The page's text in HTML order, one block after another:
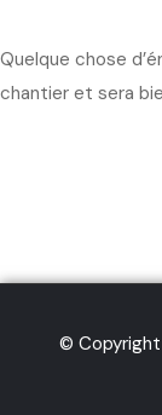
Quelque chose
chantier et sera
© Copyright